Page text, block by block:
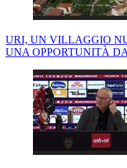
URI, UN VILLAGGIO
UNA OPPORTUNITÀ